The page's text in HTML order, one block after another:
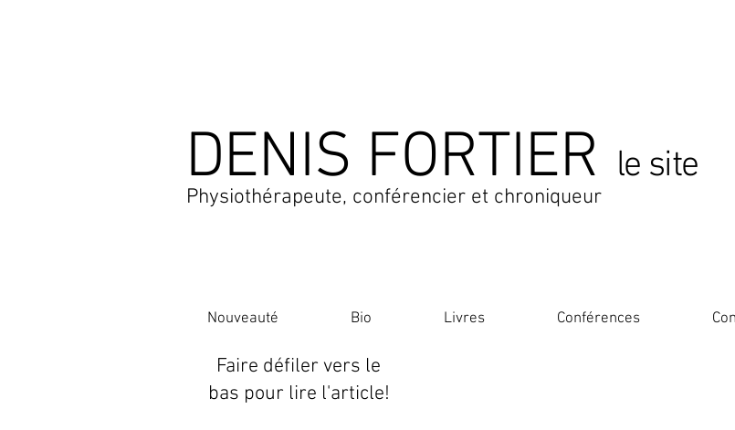
DENIS FORTIER le site
Physiothérapeute, conférencier et chroniqueur
Nouveauté Bio Livres Conférences
Faire défiler vers le
bas pour lire l'article!